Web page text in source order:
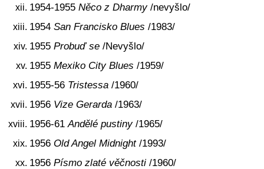
1954-1955 Něco z Dharmy/nevyšlo/
1954 San Francisko Blues /1983/
1955 Probuď se /Nevyšlo/
1955 Mexiko City Blues /1959/
1955-56 Tristessa /1960/
1956 Vize Gerarda /1963/
1956-61 Andělé pustiny/1965/
1956 Old Angel Midnight/1993/
1956 Písmo zlaté věčnosti /1960/